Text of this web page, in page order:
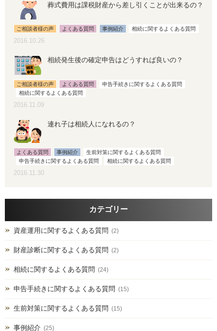
葬式費用は課税財産から差し引くことが出来るの？
ご相談者様の声 よくある質問 事例紹介 相続に関するよくある質問
2016.10.26
相続発生後の確定申告はどうすれば良いの？
ご相談者様の声 よくある質問
申告手続きに関するよくある質問
相続に関するよくある質問
2016.11.09
連れ子は相続人になれるの？
よくある質問 事例紹介
生前対策に関するよくある質問
申告手続きに関するよくある質問
相続に関するよくある質問
2016.11.30
カテゴリー
資産運用に関するよくある質問 (2)
財産診断に関するよくある質問 (2)
相続に関するよくある質問 (24)
申告手続きに関するよくある質問 (15)
生前対策に関するよくある質問 (15)
事例紹介 (25)